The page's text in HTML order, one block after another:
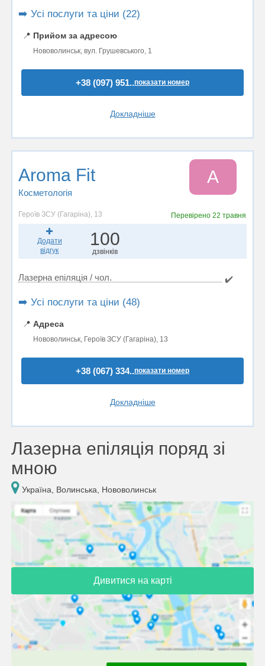
➡️ Усі послуги та ціни (22)
📍 Прийом за адресою
Нововолинськ, вул. Грушевського, 1
+38 (097) 951..показати номер
Докладніше
Aroma Fit
Косметологія
A
Героїв ЗСУ (Гагаріна), 13 Перевірено22 травня
Додати
відгук
100
дзвінків
Лазерна епіляція / чол. ✔️
➡️ Усі послуги та ціни (48)
📍 Адреса
Нововолинськ, Героїв ЗСУ (Гагаріна), 13
+38 (067) 334..показати номер
Докладніше
Лазерна епіляція поряд зі
мною
Україна, Волинська, Нововолинськ
Дивитися на карті